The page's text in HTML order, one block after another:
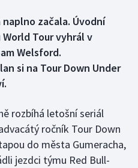
začala. Úvodní
Tour vyhrál v
Welsford.
si na Tour Down Under
rozbíhá letošní seriál
ročník Tour Down
do města Gumeracha,
jezdci týmu Red Bull-